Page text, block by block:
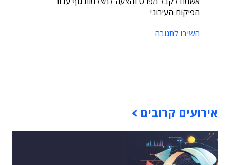
הפיקוח העירוני
השיבו לתגובה
אירועים קרובים